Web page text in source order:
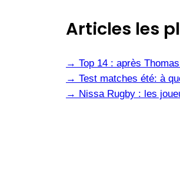
Articles les
→ Top 14 : après
→ Test matches été: à
→ Nissa Rugby : les